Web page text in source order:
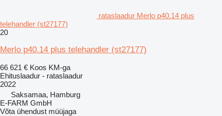
rataslaadur Merlo p40.14 plus
telehandler (st27177)
20
Merlo p40.14 plus telehandler (st27177)
66 621 € Koos KM-ga
Ehituslaadur - rataslaadur
2022
Saksamaa, Hamburg
E-FARM GmbH
Võta ühendust müüjaga